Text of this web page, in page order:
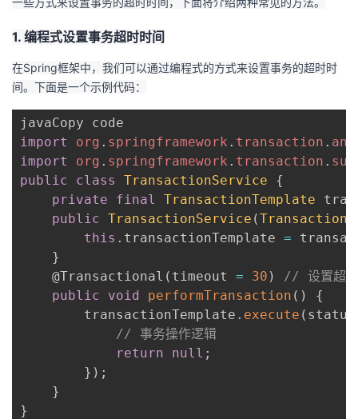
博的
坛
我
圈的我
者
支
1. 编程式设置事务超时时间
在Spring框架中，我们可以通过编程式的方式来设置事务的超时时
间。下面是一个示例代码：
import
org . springframework . transaction .
import
org . springframework . transaction .
public
class TransactionService
{
private
final TransactionTemplate
public TransactionService (
this . transactionTemplate =
}
@Transactional ( timeout = 30 )
// 设置超时
public
void performTransaction ( )
{
        transactionTemplate
. execute (
// 事务操作逻辑
return
null ;
} ) ;
}
}